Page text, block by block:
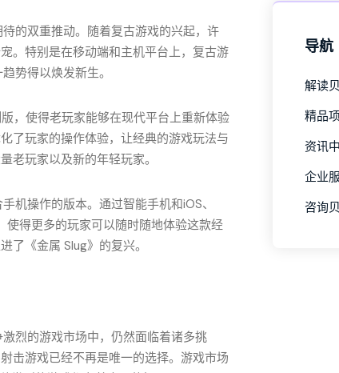
的双重推动。随着复古游戏的兴起，许
。特别是在移动端和主机平台上，复古游
势得以焕发新生。
，使得老玩家能够在现代平台上重新体验
了玩家的操作体验，让经典的游戏玩法与
老玩家以及新的年轻玩家。
机操作的版本。通过智能手机和iOS、
得更多的玩家可以随时随地体验这款经
了《金属 Slug》的复兴。
烈的游戏市场中，仍然面临着诸多挑
击游戏已经不再是唯一的选择。游戏市场
导航
解读
精品
资讯
企业
咨询